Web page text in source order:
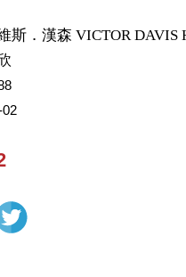
斯．漢森 VICTOR DAVIS
02